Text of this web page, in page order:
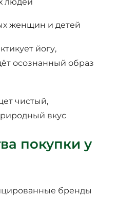
женщин и детей
йогу,
осознанный образ
чистый,
вкус
покупки у
бренды